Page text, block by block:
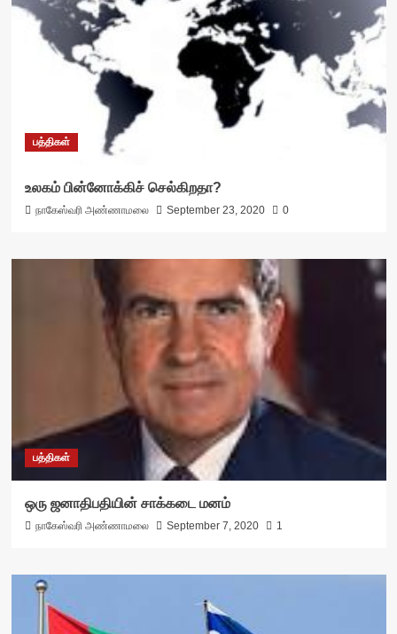
பத்திகள்
உலகம் பின்னோக்கிச் செல்கிறதா?
நாகேஸ்வரி அண்ணாமலை September 23, 2020 0
பத்திகள்
ஒரு ஜனாதிபதியின் சாக்கடை மனம்
நாகேஸ்வரி அண்ணாமலை September 7, 2020 1